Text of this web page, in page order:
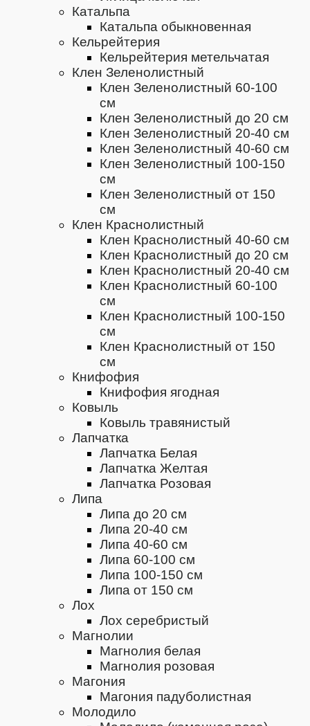
Катальпа
Катальпа обыкновенная
Кельрейтерия
Кельрейтерия метельчатая
Клен Зеленолистный
Клен Зеленолистный 60-100
см
Клен Зеленолистный до 20 см
Клен Зеленолистный 20-40 см
Клен Зеленолистный 40-60 см
Клен Зеленолистный 100-150
см
Клен Зеленолистный от 150
см
Клен Краснолистный
Клен Краснолистный 40-60 см
Клен Краснолистный до 20 см
Клен Краснолистный 20-40 см
Клен Краснолистный 60-100
см
Клен Краснолистный 100-150
см
Клен Краснолистный от 150
см
Книфофия
Книфофия ягодная
Ковыль
Ковыль травянистый
Лапчатка
Лапчатка Белая
Лапчатка Желтая
Лапчатка Розовая
Липа
Липа до 20 см
Липа 20-40 см
Липа 40-60 см
Липа 60-100 см
Липа 100-150 см
Липа от 150 см
Лох
Лох серебристый
Магнолии
Магнолия белая
Магнолия розовая
Магония
Магония падуболистная
Молодило